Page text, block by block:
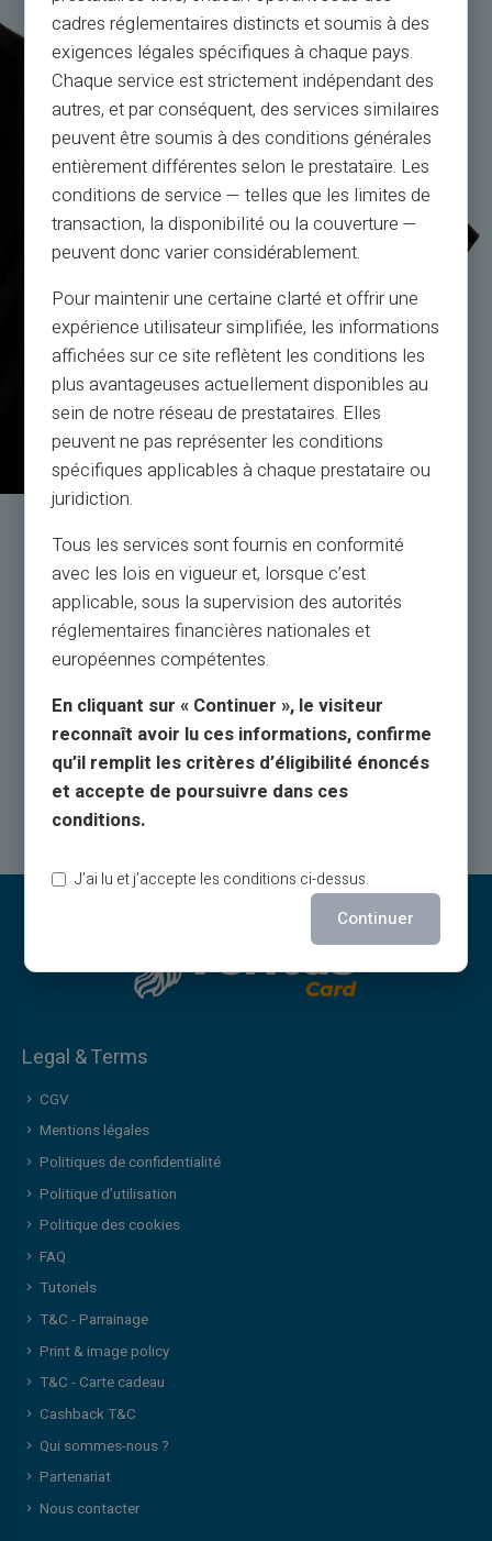
Service et Assistance par
de vrais humains, pas des robots
Service Client en français à votre écoute par ticket
24h/24,
Contactez-nous
Legal & Terms
CGV
Mentions légales
Politiques de confidentialité
Politique d’utilisation
Politique des cookies
FAQ
Tutoriels
T&C - Parrainage
Print & image policy
T&C - Carte cadeau
Cashback T&C
Qui sommes-nous ?
Partenariat
Nous contacter
cadres réglementaires distincts et soumis à des
exigences légales spécifiques à chaque pays.
Chaque service est strictement indépendant des
autres, et par conséquent, des services similaires
peuvent être soumis à des conditions générales
entièrement différentes selon le prestataire. Les
conditions de service — telles que les limites de
transaction, la disponibilité ou la couverture —
peuvent donc varier considérablement.
Pour maintenir une certaine clarté et offrir une
expérience utilisateur simplifiée, les informations
affichées sur ce site reflètent les conditions les
plus avantageuses actuellement disponibles au
sein de notre réseau de prestataires. Elles
peuvent ne pas représenter les conditions
spécifiques applicables à chaque prestataire ou
juridiction.
Tous les services sont fournis en conformité
avec les lois en vigueur et, lorsque c’est
applicable, sous la supervision des autorités
réglementaires financières nationales et
européennes compétentes.
En cliquant sur « Continuer », le visiteur
reconnaît avoir lu ces informations, confirme
qu’il remplit les critères d’éligibilité énoncés
et accepte de poursuivre dans ces
conditions.
J’ai lu et j’accepte les conditions ci-dessus.
Continuer